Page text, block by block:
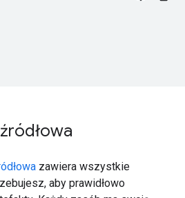
zawiera wszystkie
aby prawidłowo